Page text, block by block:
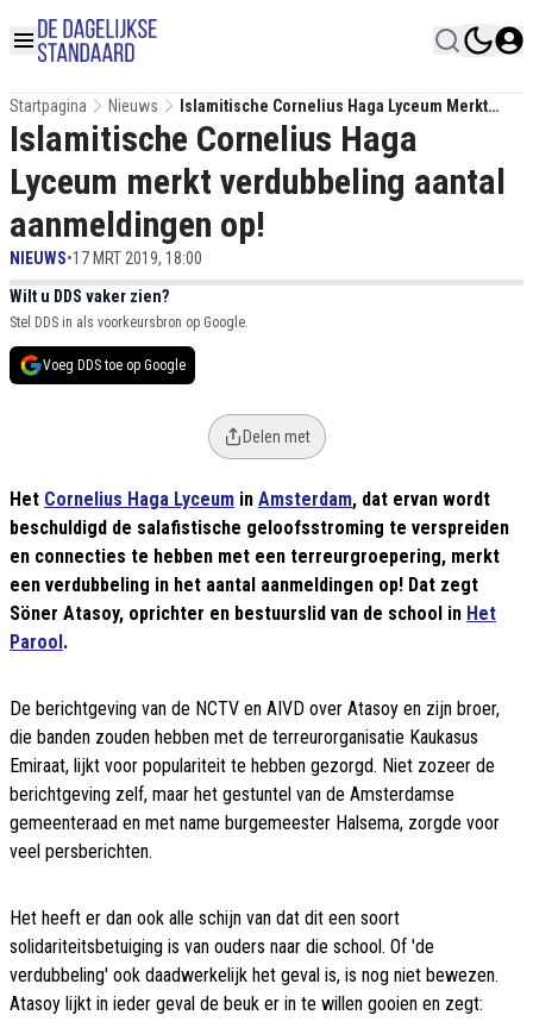
Startpagina Nieuws
Islamitische Cornelius Haga Lyceum Merkt
Verdubbeling Aantal Aanmeldingen Op!
Islamitische Cornelius Haga
Lyceum merkt verdubbeling aantal
aanmeldingen op!
NIEUWS•17 MRT 2019, 18:00
Wilt u DDS vaker zien?
Stel DDS in als voorkeursbron op Google.
Voeg DDS toe op Google
Delen met
Het Cornelius Haga Lyceum in Amsterdam, dat ervan wordt
beschuldigd de salafistische geloofsstroming te verspreiden
en connecties te hebben met een terreurgroepering, merkt
een verdubbeling in het aantal aanmeldingen op! Dat zegt
Söner Atasoy, oprichter en bestuurslid van de school in Het
Parool .
De berichtgeving van de NCTV en AIVD over Atasoy en zijn broer,
die banden zouden hebben met de terreurorganisatie Kaukasus
Emiraat, lijkt voor populariteit te hebben gezorgd. Niet zozeer de
berichtgeving zelf, maar het gestuntel van de Amsterdamse
gemeenteraad en met name burgemeester Halsema, zorgde voor
veel persberichten.
Het heeft er dan ook alle schijn van dat dit een soort
solidariteitsbetuiging is van ouders naar die school. Of 'de
verdubbeling' ook daadwerkelijk het geval is, is nog niet bewezen.
Atasoy lijkt in ieder geval de beuk er in te willen gooien en zegt: